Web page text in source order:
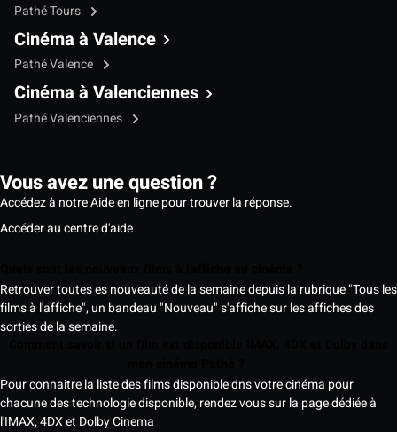
Pathé Tours
Cinéma à Valence
Pathé Valence
Cinéma à Valenciennes
Pathé Valenciennes
Vous avez une question ?
Accédez à notre Aide en ligne pour trouver la réponse.
Accéder au centre d'aide
Retrouver toutes es nouveauté de la semaine depuis la rubrique "Tous les
films à l'affiche", un bandeau "Nouveau" s'affiche sur les affiches des
sorties de la semaine.
Pour connaitre la liste des films disponible dns votre cinéma pour
chacune des technologie disponible, rendez vous sur la page dédiée à
l'IMAX, 4DX et Dolby Cinema